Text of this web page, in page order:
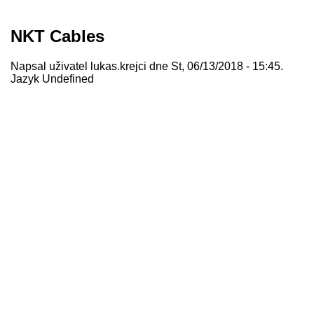
NKT Cables
Napsal uživatel lukas.krejci dne St, 06/13/2018 - 15:45.
Jazyk Undefined